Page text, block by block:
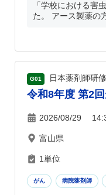
「学校における害
た。 アース製薬の
G01 日本薬剤師研
令和8年度 第2
2026/08/29
富山県
1単位
がん 病院薬剤師